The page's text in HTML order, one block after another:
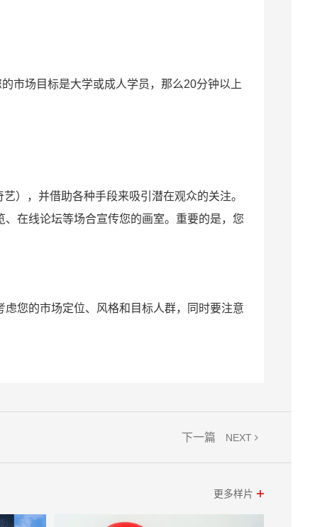
市场目标是大学或成人学员，那么20分钟以上
），并借助各种手段来吸引潜在观众的关注。
在线论坛等场合宣传您的画室。重要的是，您
您的市场定位、风格和目标人群，同时要注意
NEXT
下一篇
更多样片